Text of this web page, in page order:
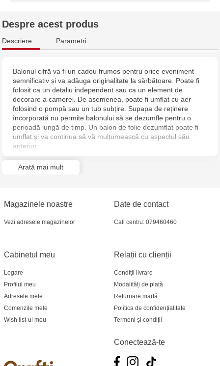
Crafti Botanica - bd. Decebal, 139
Crafti Buiucani - str. Alba Iulia, 77/18
Crafti Ciocana - str. Alecu Russo, 61/6
Crafti Riscani - bd. Moscova, 2
Crafti Comrat - str Pobeda,48
Crafti Ciocana - bd. Mircea cel Bătrân,17/3
Crafti Sculeni - str. Calea Ieșilor, 3/1
Multistore Telecentru - str. N. Testemițanu
Despre acest produs
Descriere Parametri
Balonul cifră va fi un cadou frumos pentru orice eveniment
semnificativ și va adăuga originalitate la sărbătoare. Poate fi
folosit ca un detaliu independent sau ca un element de
decorare a camerei. De asemenea, poate fi umflat cu aer
folosind o pompă sau un tub subțire. Supapa de reținere
încorporată nu permite balonului să se dezumfle pentru o
perioadă lungă de timp. Un balon de folie dezumflat poate fi
umflat și va continua să vă mulțumească cu aspectul său
anterior.
Arată mai mult
Magazinele noastre
Vezi adresele magazinelor
Relații cu clienții
Condiții livrare
Modalități de plată
Returnare marfă
Politica de confidențialitate
Termeni și condiții
Cabinetul meu
Logare
Profilul meu
Adresele mele
Comenzile mele
Wish list-ul meu
Date de contact
Call centru: 079460460
Conectează-te